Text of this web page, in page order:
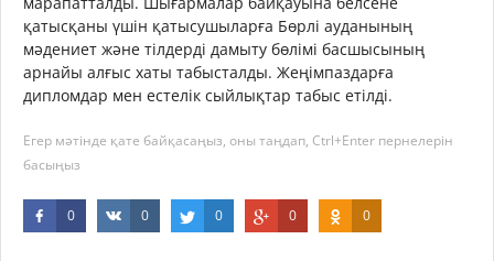
қатысқаны үшін қатысушыларға Бөрлі ауданының
мәдениет және тілдерді дамыту бөлімі басшысының
арнайы алғыс хаты табысталды. Жеңімпаздарға
дипломдар мен естелік сыйлықтар табыс етілді.
Егер мәтінде қате байқасаңыз, оны таңдап, Ctrl+Enter пернелерін
басыңыз
0 0 0 0 0